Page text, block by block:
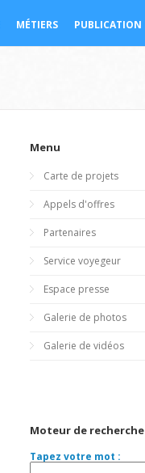
MÉTIERS PUBLICATION
Menu
Carte de projets
Appels d'offres
Partenaires
Service voyegeur
Espace presse
Galerie de photos
Galerie de vidéos
Moteur de recherche
Tapez votre mot :